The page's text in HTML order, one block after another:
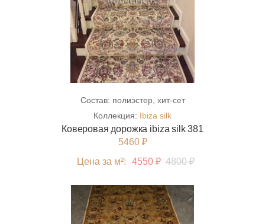
Состав: полиэстер, хит-сет
Коллекция: Ibiza silk
Коверовая дорожка ibiza silk 381
5460 ₽
Цена за м²:
4550 ₽ 4800 ₽